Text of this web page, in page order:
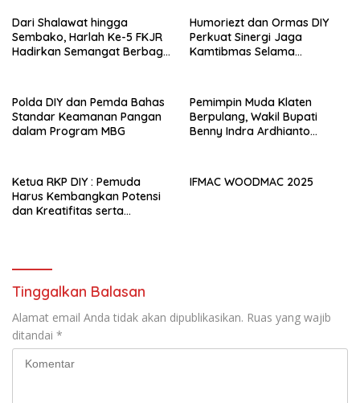
Dari Shalawat hingga
Sembako, Harlah Ke-5 FKJR
Hadirkan Semangat Berbagi
Humoriezt dan Ormas DIY
Perkuat Sinergi Jaga
Kamtibmas Selama
Polda DIY dan Pemda Bahas
Standar Keamanan Pangan
dalam Program MBG
Pemimpin Muda Klaten
Berpulang, Wakil Bupati
Benny Indra Ardhianto
Ketua RKP DIY : Pemuda
Harus Kembangkan Potensi
dan Kreatifitas serta
IFMAC WOODMAC 2025
Tinggalkan Balasan
Alamat email Anda tidak akan dipublikasikan. Ruas yang wajib
ditandai *